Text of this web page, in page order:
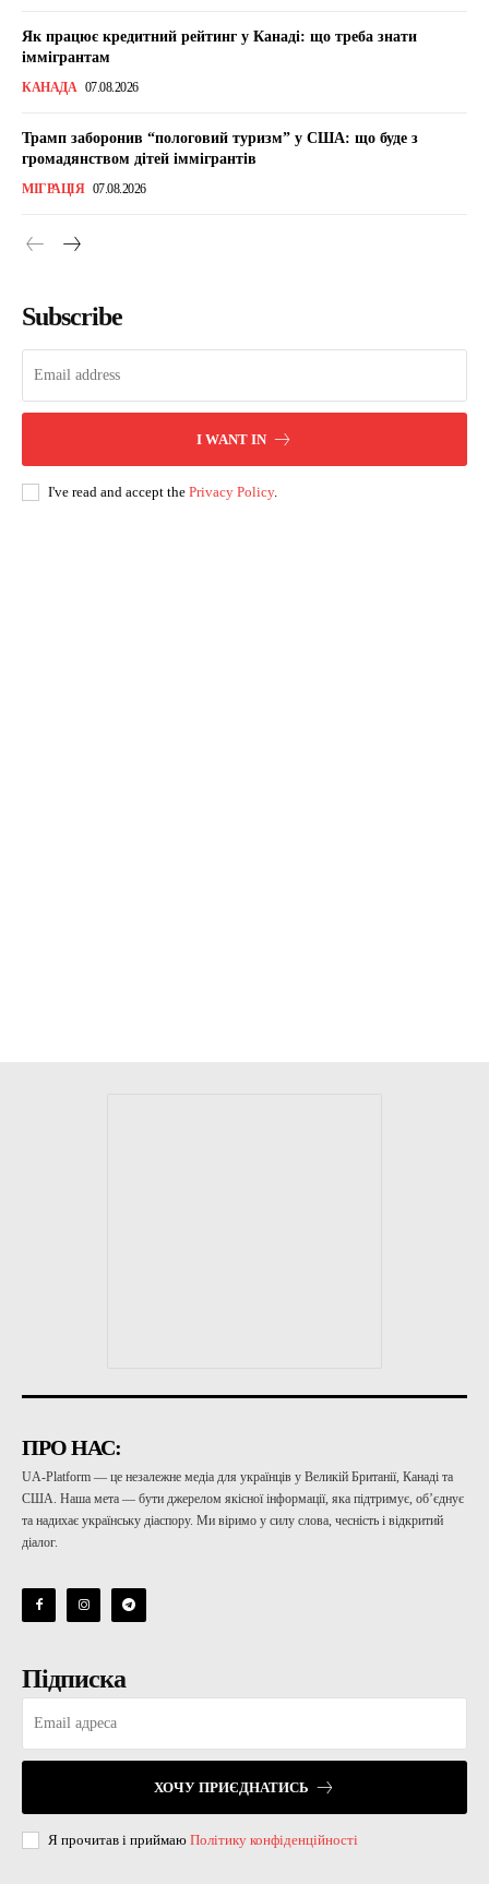
Як працює кредитний рейтинг у Канаді: що треба знати
іммігрантам
КАНАДА 07.08.2026
Трамп заборонив “пологовий туризм” у США: що буде з
громадянством дітей іммігрантів
МІГРАЦІЯ 07.08.2026
Subscribe
I WANT IN
I've read and accept the Privacy Policy.
ПРО НАС:
UA-Platform — це незалежне медіа для українців у Великій Британії, Канаді та
США. Наша мета — бути джерелом якісної інформації, яка підтримує, об’єднує
та надихає українську діаспору. Ми віримо у силу слова, чесність і відкритий
діалог.
Підписка
ХОЧУ ПРИЄДНАТИСЬ
Я прочитав і приймаю Політику конфіденційності